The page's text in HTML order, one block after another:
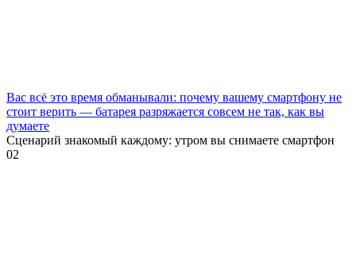
Вас всё это время обманывали: почему вашему смартфону не
стоит верить — батарея разряжается совсем не так, как вы
думаете
Сценарий знакомый каждому: утром вы снимаете смартфон
02